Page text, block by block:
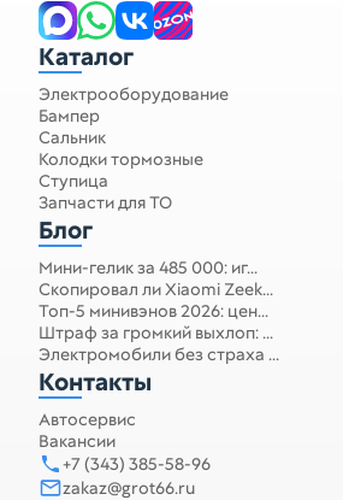
Каталог
Электрооборудование
Бампер
Сальник
Колодки тормозные
Ступица
Запчасти для ТО
Блог
Мини-гелик за 485 000: иг...
Скопировал ли Xiaomi Zeek...
Топ-5 минивэнов 2026: цен...
Штраф за громкий выхлоп: ...
Электромобили без страха ...
Контакты
Автосервис
Вакансии
+7 (343) 385-58-96
zakaz@grot66.ru